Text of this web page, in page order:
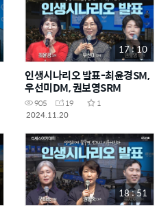
17 : 10
인생시나리오 발표-최윤경SM,
우선미DM, 권보영SRM
905 19
1
2024.11.20
18 : 51